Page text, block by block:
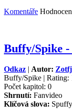
Komentáře
Buffy/Spike -
Odkaz | Autor:
Buffy/Spike | Rating:
Počet kapitol: 0
Shrnutí: Fanvideo
Klíčová slova: